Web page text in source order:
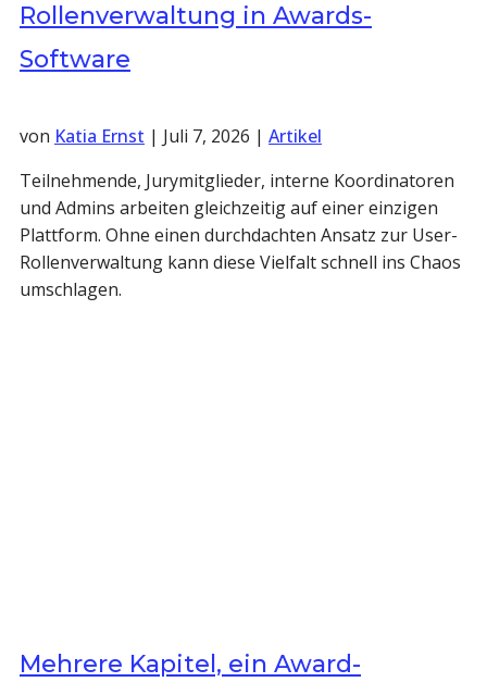
Rollenverwaltung in Awards-
Software
von Katia Ernst | Juli 7, 2026 | Artikel
Teilnehmende, Jurymitglieder, interne Koordinatoren
und Admins arbeiten gleichzeitig auf einer einzigen
Plattform. Ohne einen durchdachten Ansatz zur User-
Rollenverwaltung kann diese Vielfalt schnell ins Chaos
umschlagen.
Mehrere Kapitel, ein Award-